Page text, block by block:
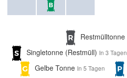
Restmülltonne
Singletonne (Restmüll) In 3 Tagen
Gelbe Tonne In 5 Tagen